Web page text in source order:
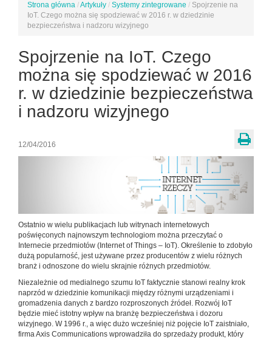
Jesteś
tutaj
Strona główna /Artykuły / Systemy zintegrowane / Spojrzenie na
IoT. Czego można się spodziewać w 2016 r. w dziedzinie
bezpieczeństwa i nadzoru wizyjnego
Spojrzenie na IoT. Czego
można się spodziewać w 2016
r. w dziedzinie bezpieczeństwa
i nadzoru wizyjnego
12/04/2016
Ostatnio w wielu publikacjach lub witrynach internetowych
poświęconych najnowszym technologiom można przeczytać o
Internecie przedmiotów (Internet of Things – IoT). Określenie to zdobyło
dużą popularność, jest używane przez producentów z wielu różnych
branż i odnoszone do wielu skrajnie różnych przedmiotów.
Niezależnie od medialnego szumu IoT faktycznie stanowi realny krok
naprzód w dziedzinie komunikacji między różnymi urządzeniami i
gromadzenia danych z bardzo rozproszonych źródeł. Rozwój IoT
będzie mieć istotny wpływ na branżę bezpieczeństwa i dozoru
wizyjnego. W 1996 r., a więc dużo wcześniej niż pojęcie IoT zaistniało,
firma Axis Communications wprowadziła do sprzedaży produkt, który